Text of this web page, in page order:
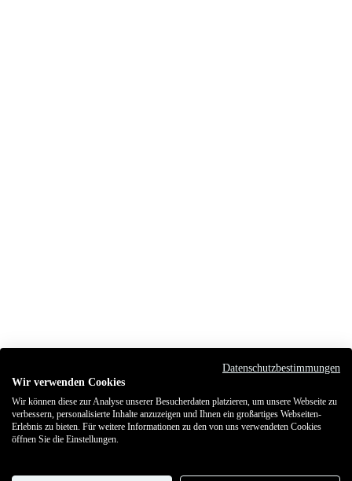
Datenschutzbestimmungen
Wir verwenden Cookies
Wir können diese zur Analyse unserer Besucherdaten platzieren, um unsere Webseite zu
verbessern, personalisierte Inhalte anzuzeigen und Ihnen ein großartiges Webseiten-
Erlebnis zu bieten. Für weitere Informationen zu den von uns verwendeten Cookies
öffnen Sie die Einstellungen.